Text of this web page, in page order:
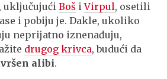
uključujućiBoš iVirpul, osetili
i pobiju je. Dakle, ukoliko
neprijatno iznenađuju,
drugog krivca, budući da
alibi.